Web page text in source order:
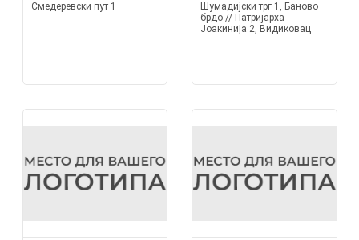
Смедеревски пут 1
Шумадијски трг 1, Баново
брдо // Патријарха
Јоакинија 2, Видиковац